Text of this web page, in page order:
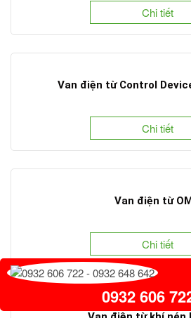
Chi tiết
Van điện từ Control
Chi tiết
Van điện từ
Chi tiết
0932 606